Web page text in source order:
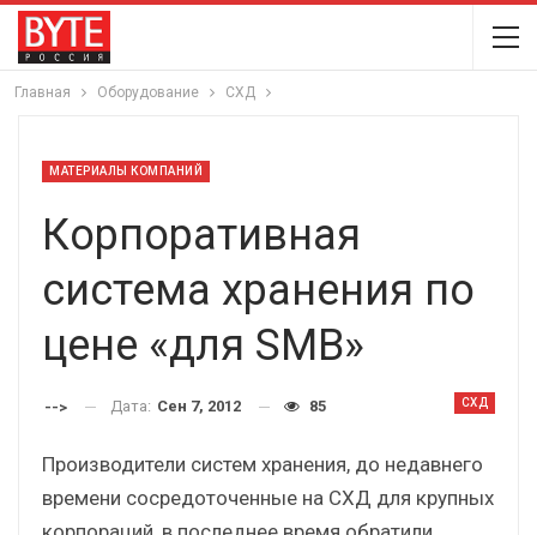
Главная Оборудование СХД
МАТЕРИАЛЫ КОМПАНИЙ
Корпоративная
система хранения по
цене «для SMB»
СХД
--> Дата: Сен 7, 2012 85
Производители систем хранения, до недавнего
времени сосредоточенные на СХД для крупных